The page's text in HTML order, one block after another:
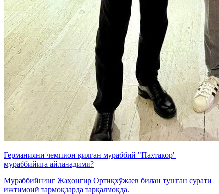
Германияни чемпион қилган мураббий "Пахтакор"
мураббийига айланадими?
Мураббийнинг Жаҳонгир Ортиқхўжаев билан тушган сурати
ижтимоий тармоқларда тарқалмоқда.